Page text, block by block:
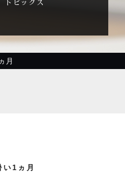
トピックス
月
1ヵ月